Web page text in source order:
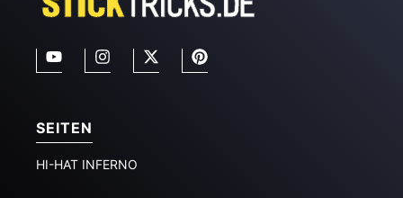
SEITEN
HI-HAT INFERNO